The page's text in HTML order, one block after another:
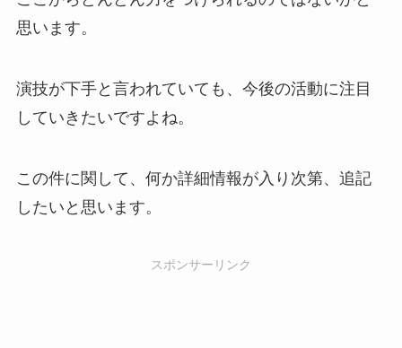
思います。
演技が下手と言われていても、今後の活動に注目
していきたいですよね。
この件に関して、何か詳細情報が入り次第、追記
したいと思います。
スポンサーリンク